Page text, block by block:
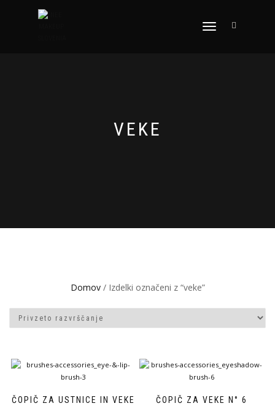
VKLOPI/IZKLOPI
VEKE
Domov/ Izdelki označeni z “veke”
ČOPIČ ZA USTNICE IN VEKE
ČOPIČ ZA VEKE N° 6